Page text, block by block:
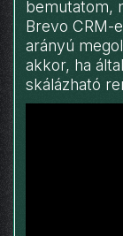
bemutatom,
Brevo CRM-
arányú
akkor, ha
skálázható